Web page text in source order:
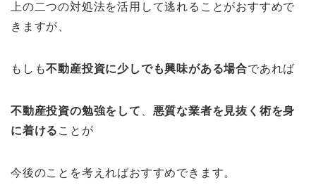
上の二つの対処法を活用して逃れることがおすすめで
きますが、
もしも不動産投資に少しでも興味がある場合であれば
不動産投資の勉強をして
悪質な業者を見抜く術を身
に着ける ことが
今後のことを考えればおすすめできます。